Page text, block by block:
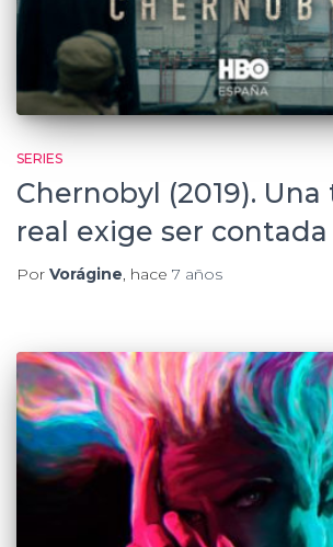
SERIES
Chernobyl (2019).
real exige ser contada
Por Vorágine, hace 7 años